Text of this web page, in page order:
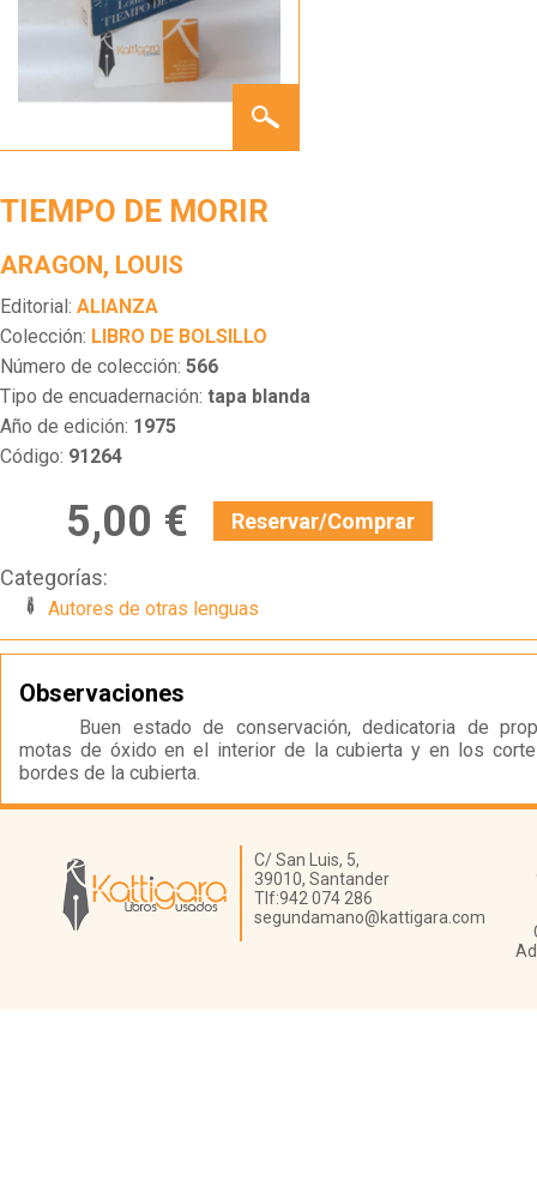
DE
TIEMPO DE MORIR
ARAGON, LOUIS
Editorial: ALIANZA
Colección: LIBRO DE BOLSILLO
Número de colección: 566
Tipo de encuadernación: tapa blanda
Año de edición: 1975
Código: 91264
5,00 € Reservar/Comprar
Categorías:
Autores de otras lenguas
Observaciones
Buen estado de conservación, dedicatoria de
motas de óxido en el interior de la cubierta y en los
bordes de la cubierta.
Librería Kattigara
C/ San Luis, 5,
39010, Santander
Tlf:942 074 286
segundamano@kattigara.com